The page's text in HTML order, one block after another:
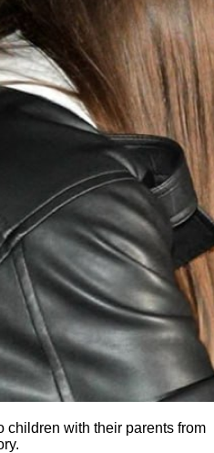
children with their parents from